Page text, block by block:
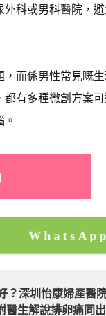
或男科醫院，避
係男性常見嘅生
有多種微創方案
？深圳怡康婦產醫
醫生解說排卵痛同